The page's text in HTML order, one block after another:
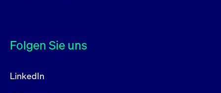
Folgen Sie uns
LinkedIn